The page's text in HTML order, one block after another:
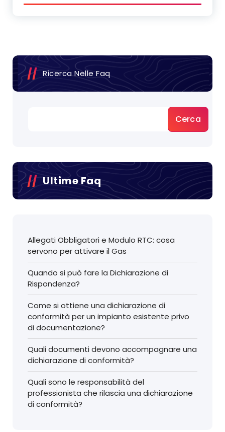
Ricerca Nelle Faq
Cerca
Ultime Faq
Allegati Obbligatori e Modulo RTC: cosa
servono per attivare il Gas
Quando si può fare la Dichiarazione di
Rispondenza?
Come si ottiene una dichiarazione di
conformità per un impianto esistente privo
di documentazione?
Quali documenti devono accompagnare una
dichiarazione di conformità?
Quali sono le responsabilità del
professionista che rilascia una dichiarazione
di conformità?